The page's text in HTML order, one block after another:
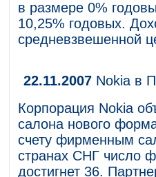
в размере 0%
10,25% годовых.
средневзвешенной
22.11.2007 Nokia в
Корпорация Nokia
салона нового
счету фирменным
странах СНГ число
достигнет 36.